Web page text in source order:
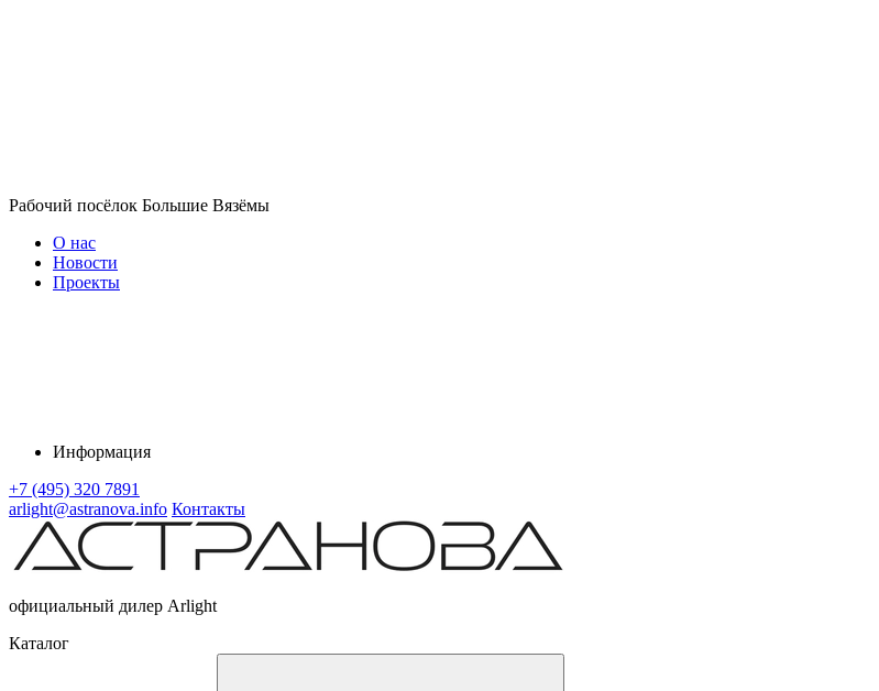
Рабочий посёлок Большие Вязёмы
О нас
Новости
Проекты
Информация
+7 (495) 320 7891
arlight@astranova.info Контакты
официальный дилер Arlight
Каталог